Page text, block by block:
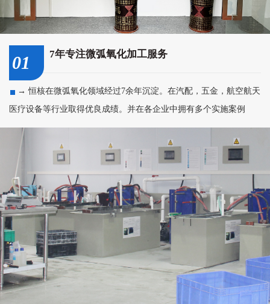
01 7年专注微弧氧化加工服务
→ 恒核在微弧氧化领域经过7余年沉淀。在汽配，五金，航空航天
医疗设备等行业取得优良成绩。并在各企业中拥有多个实施案例